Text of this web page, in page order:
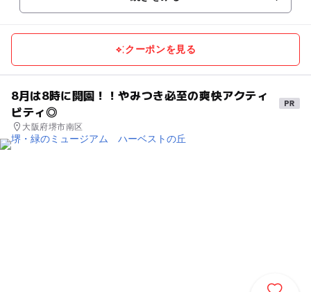
クーポンを見る
8月は8時に開園！！やみつき必至の爽快アクティ
ビティ◎
大阪府堺市南区